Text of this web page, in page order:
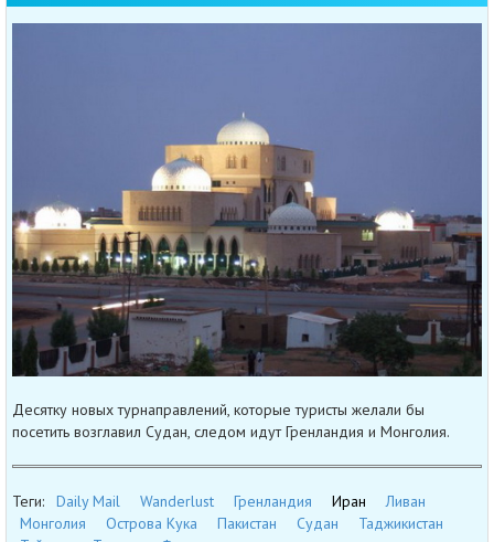
Десятку новых турнаправлений, которые туристы желали бы
посетить возглавил Судан, следом идут Гренландия и Монголия.
Теги: Daily Mail Wanderlust Гренландия Иран
Ливан
Монголия
Острова Кука Пакистан Судан
Таджикистан